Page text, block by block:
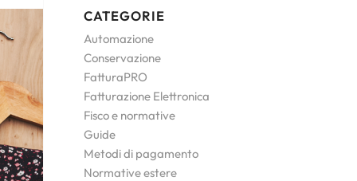
CATEGORIE
Automazione
Conservazione
FatturaPRO
Fatturazione Elettronica
Fisco e normative
Guide
Metodi di pagamento
Normative estere